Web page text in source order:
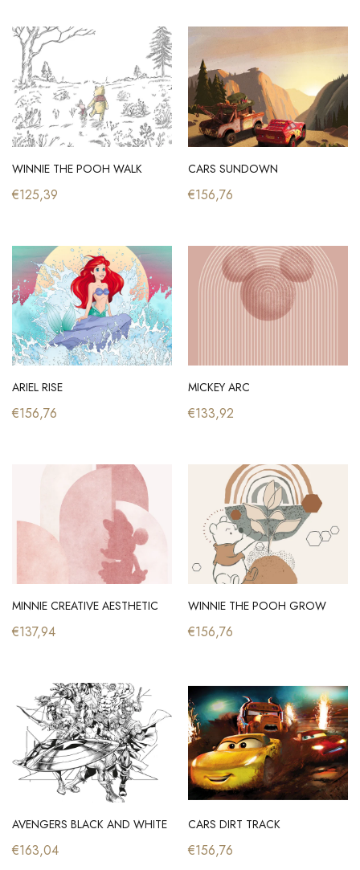
WINNIE THE POOH WALK
€125,39
CARS SUNDOWN
€156,76
ARIEL RISE
€156,76
MICKEY ARC
€133,92
MINNIE CREATIVE AESTHETIC
€137,94
WINNIE THE POOH GROW
€156,76
AVENGERS BLACK AND WHITE
€163,04
CARS DIRT TRACK
€156,76